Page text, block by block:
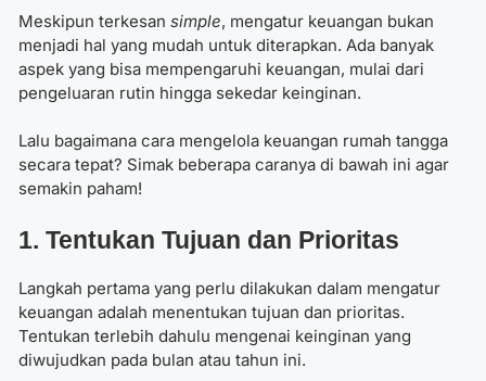
Meskipun terkesan simple, mengatur keuangan bukan
menjadi hal yang mudah untuk diterapkan. Ada banyak
aspek yang bisa mempengaruhi keuangan, mulai dari
pengeluaran rutin hingga sekedar keinginan.
Lalu bagaimana cara mengelola keuangan rumah tangga
secara tepat? Simak beberapa caranya di bawah ini agar
semakin paham!
1. Tentukan Tujuan dan Prioritas
Langkah pertama yang perlu dilakukan dalam mengatur
keuangan adalah menentukan tujuan dan prioritas.
Tentukan terlebih dahulu mengenai keinginan yang
diwujudkan pada bulan atau tahun ini.